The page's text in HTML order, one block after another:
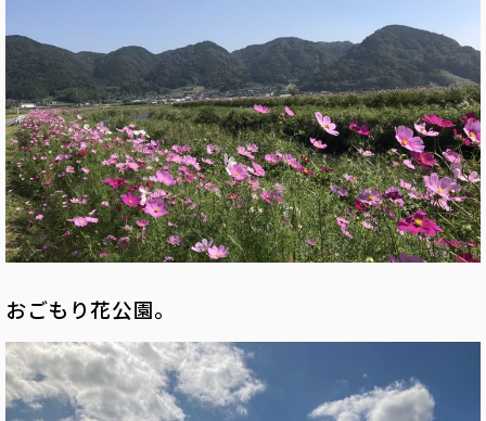
おごもり花公園。